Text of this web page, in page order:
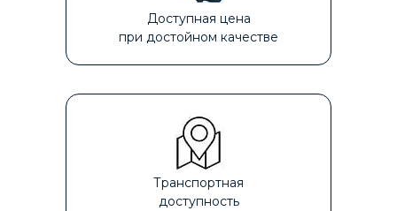
Транспортная
доступность
Доступная цена
при достойном качестве